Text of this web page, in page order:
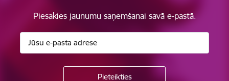
Piesakies jaunumu saņemšanai savā e-pastā.